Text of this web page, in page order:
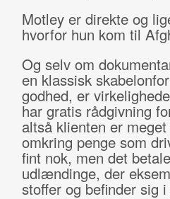
Motley er direkte og
hvorfor hun kom til
Og selv om
en klassisk
godhed, er
har gratis rådgivning
altså klienten er
omkring penge som
fint nok, men det
udlændinge, der
stoffer og befinder sig